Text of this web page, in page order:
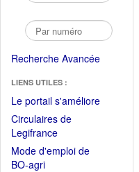
Recherche Avancée
LIENS UTILES :
Le portail s'améliore(Fichier
Circulaires de
Legifrance(Ouvrir
dans
une
Mode d'emploi de
BO-agri(Ouvrir